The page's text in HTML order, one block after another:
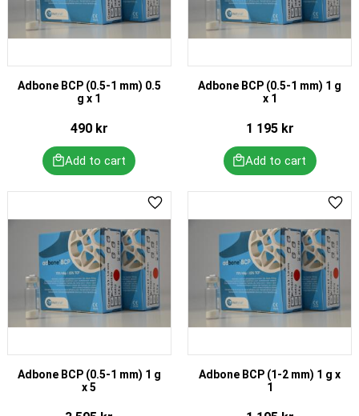
Adbone BCP (0.5-1 mm) 0.5
g x 1
490kr
Adbone BCP (0.5-1 mm) 1 g
x 1
1 195kr
Adbone BCP (0.5-1 mm) 1 g
x 5
Add to favorites
Adbone BCP (1-2 mm) 1 g x
1
Add